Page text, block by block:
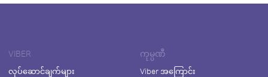
VIBER
လုပ်ဆောင်ချက်များ
ကုမ္ပဏီ
Viber အကြောင်း